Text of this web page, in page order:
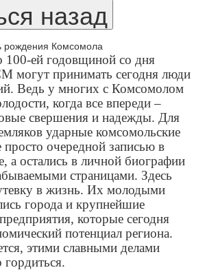
100-ей годовщиной со дня
могут принимать сегодня люди
Ведь у многих с Комсомолом
когда все впереди –
свершения и надежды. Для
ударные комсомольские
просто очередной записью в
а остались в личной биографии
страницами. Здесь
в жизнь. Их молодыми
города и крупнейшие
которые сегодня
потенциал региона.
этими славными делами